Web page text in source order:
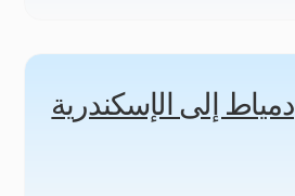
دمياط إلى الإسكندرية